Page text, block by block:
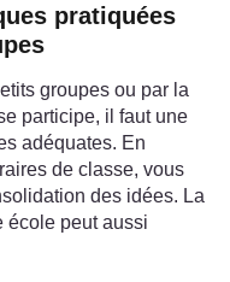
pratiquées
groupes ou par la
participe, il faut une
adéquates. En
de classe, vous
des idées. La
école peut aussi